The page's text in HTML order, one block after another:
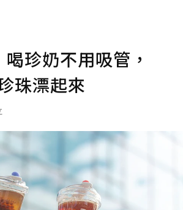
珍奶不用吸管，
珠漂起來